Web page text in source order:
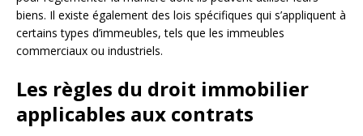
biens. Il existe également des lois spécifiques qui s’appliquent à
certains types d’immeubles, tels que les immeubles
commerciaux ou industriels.
Les règles du droit immobilier
applicables aux contrats